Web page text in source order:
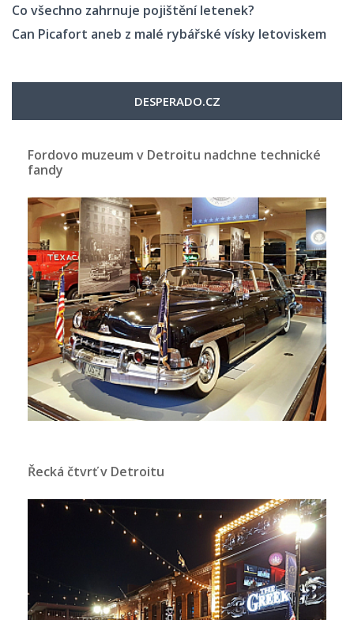
Co všechno zahrnuje pojištění letenek?
Can Picafort aneb z malé rybářské vísky letoviskem
DESPERADO.CZ
Fordovo muzeum v Detroitu nadchne technické
fandy
Řecká čtvrť v Detroitu